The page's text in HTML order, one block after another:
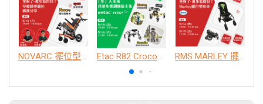
NOVARC 擺位型輪椅 Etac R82 Crocodile 姿勢控制型助步車 / Mustang 軀幹支撐型步態訓練器【講座時間】5/15(五) 15:00-15:30、5/16(六) 11:30-12:00 攤位J區616見! RMS MARLEY 擺位型推車【新品發表時間】5/14(四) 15:00-15:30、5/15(五) 11:30-12:00 攤位J區616見!